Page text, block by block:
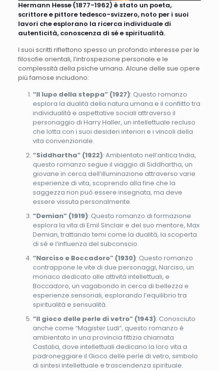
Hermann Hesse (1877-1962) è stato un poeta,
scrittore e pittore tedesco-svizzero, noto per i suoi
lavori che esplorano la ricerca individuale di
autenticità, conoscenza di sé e spiritualità.
I suoi scritti riflettono spesso un profondo interesse per le
filosofie orientali, l’introspezione personale e le
complessità della psiche umana. Alcune delle sue opere
più famose includono:
“Il lupo della steppa” (1927): Questo romanzo
esplora la dualità della natura umana e il conflitto tra
individualità e aspettative sociali attraverso il
personaggio di Harry Haller, un intellettuale recluso
che lotta con i suoi desideri interiori e i vincoli della
vita convenzionale.
“Siddhartha” (1922): Ambientato nell’antica India,
questo romanzo segue il viaggio di Siddhartha, un
giovane in cerca dell’illuminazione attraverso varie
esperienze di vita, scoprendo alla fine che la
saggezza non può essere insegnata, ma deve
essere vissuta personalmente.
“Demian” (1919): Questo romanzo di formazione
esplora la vita di Emil Sinclair e del suo mentore, Max
Demian, trattando temi come la dualità, la scoperta
di sé e l’influenza del subconscio.
“Narciso e Boccadoro” (1930): Questo romanzo
contrappone le vite di due personaggi, Narciso, un
monaco dedicato alle attività intellettuali, e
Boccadoro, un vagabondo in cerca di bellezza e
esperienze sensoriali, esplorando l’equilibrio tra
spiritualità e sensualità.
“Il gioco delle perle di vetro” (1943): Conosciuto
anche come “Magister Ludi”, questo romanzo è
ambientato in una provincia fittizia chiamata
Castalia, dove intellettuali dedicano la loro vita a
padroneggiare il Gioco delle perle di vetro, simbolo
di sintesi intellettuale e trascendenza spirituale.